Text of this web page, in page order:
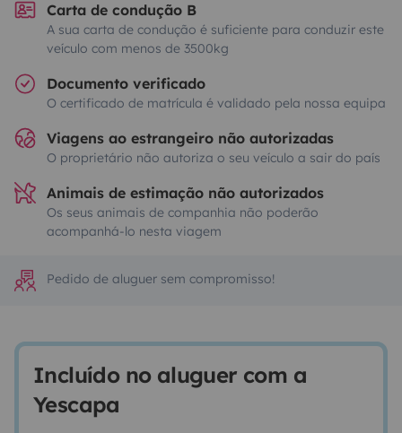
Carta de condução B
A sua carta de condução é suficiente para conduzir este
veículo com menos de 3500kg
Documento verificado
O certificado de matrícula é validado pela nossa equipa
Viagens ao estrangeiro não autorizadas
O proprietário não autoriza o seu veículo a sair do país
Animais de estimação não autorizados
Os seus animais de companhia não poderão
acompanhá-lo nesta viagem
Pedido de aluguer sem compromisso!
Incluído no aluguer com a
Yescapa